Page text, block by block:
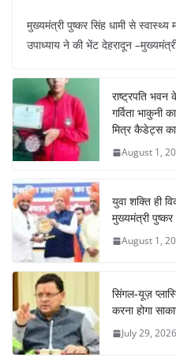
a
c
b
o
o
k
h
at
A
p
p
nt
er
e
st
मुख्यमंत्री पुष्कर सिंह धामी से स्वास्थ्य
उपाध्याय ने की भेंट देहरादून
राष्ट्रपति भवन
गर्विता
मित्र कैडेट्स
August 1,
युवा शक्ति ही
मुख्यमंत्री पुष्कर
August 1,
सिंगल-यूज़
करना होगा
July 29, 2026